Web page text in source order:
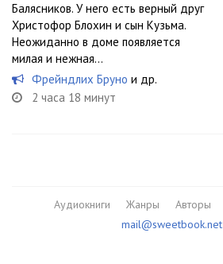
Балясников. У него есть верный друг
Христофор Блохин и сын Кузьма.
Неожиданно в доме появляется
милая и нежная...
Фрейндлих Бруно и др.
2 часа 18 минут
Аудиокниги Жанры Авторы
mail@sweetbook.net